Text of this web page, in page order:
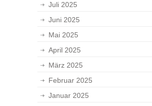
Juli 2025
Juni 2025
Mai 2025
April 2025
März 2025
Februar 2025
Januar 2025